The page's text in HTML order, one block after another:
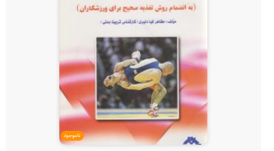
ناموجود